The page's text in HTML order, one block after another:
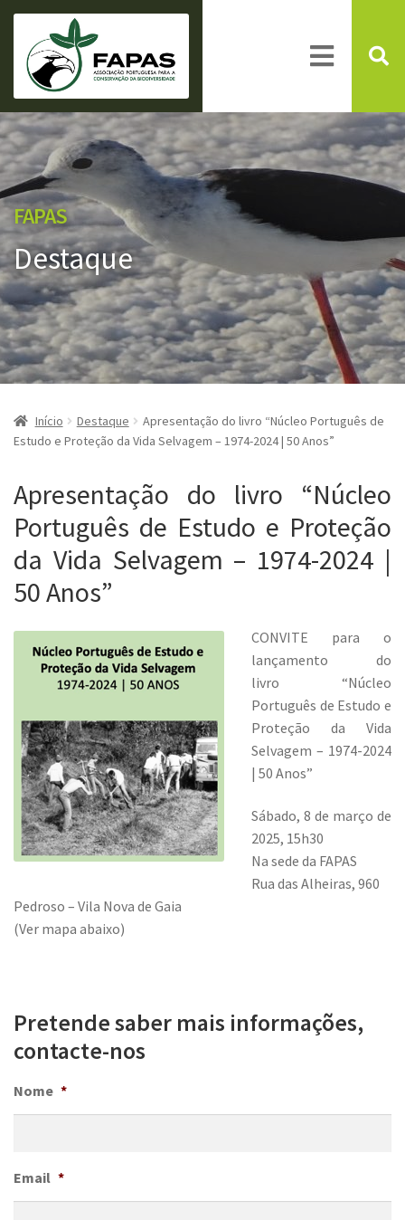
FAPAS
Destaque
Início Destaque
Apresentação do livro “Núcleo Português de
Estudo e Proteção da Vida Selvagem – 1974-2024 | 50 Anos”
Apresentação do livro “Núcleo
Português de Estudo e Proteção
da Vida Selvagem – 1974-2024 |
50 Anos”
CONVITE para o
lançamento do
livro “Núcleo
Português de Estudo e
Proteção da Vida
Selvagem – 1974-2024
| 50 Anos”
Sábado, 8 de março de
2025, 15h30
Na sede da FAPAS
Rua das Alheiras, 960
Pedroso – Vila Nova de Gaia
(Ver mapa abaixo)
Pretende saber mais informações,
contacte-nos
Nome *
Email *